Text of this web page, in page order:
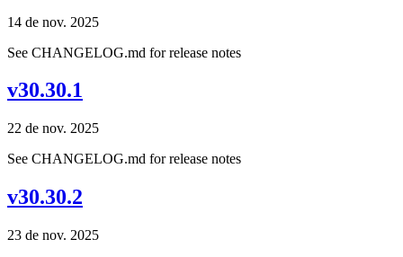
14 de nov. 2025
See CHANGELOG.md for release notes
v30.30.1
22 de nov. 2025
See CHANGELOG.md for release notes
v30.30.2
23 de nov. 2025